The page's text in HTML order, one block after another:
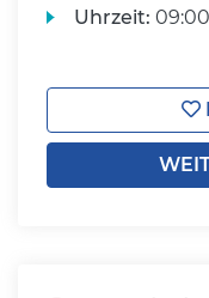
Uhrzeit: